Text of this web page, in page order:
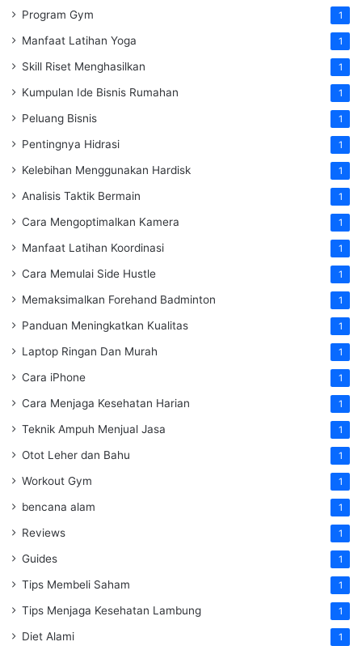
Program Gym 1
Manfaat Latihan Yoga 1
Skill Riset Menghasilkan 1
Kumpulan Ide Bisnis Rumahan 1
Peluang Bisnis 1
Pentingnya Hidrasi 1
Kelebihan Menggunakan Hardisk 1
Analisis Taktik Bermain 1
Cara Mengoptimalkan Kamera 1
Manfaat Latihan Koordinasi 1
Cara Memulai Side Hustle 1
Memaksimalkan Forehand Badminton 1
Panduan Meningkatkan Kualitas 1
Laptop Ringan Dan Murah 1
Cara iPhone 1
Cara Menjaga Kesehatan Harian 1
Teknik Ampuh Menjual Jasa 1
Otot Leher dan Bahu 1
Workout Gym 1
bencana alam 1
Reviews 1
Guides 1
Tips Membeli Saham 1
Tips Menjaga Kesehatan Lambung 1
Diet Alami 1